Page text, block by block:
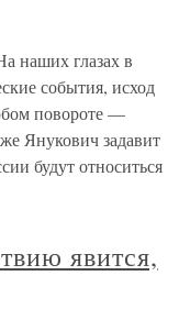
наших глазах в
события, исход
повороте —
Янукович задавит
будут относиться
явится,